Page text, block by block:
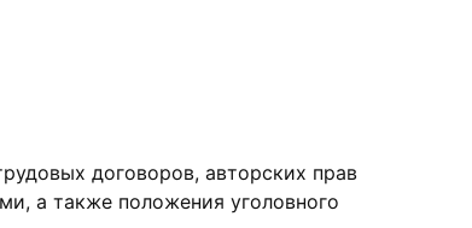
договоров, авторских прав
а также положения уголовного